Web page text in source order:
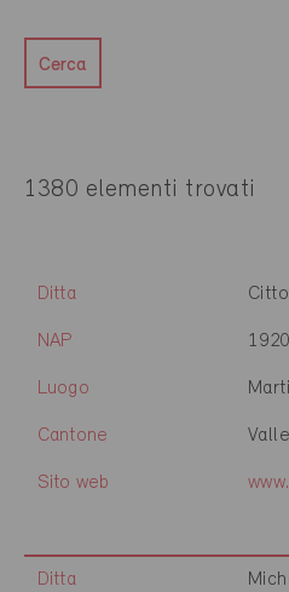
Cerca
1380 elementi trovati
Ditta
NAP 1920
Luogo
Cantone
Sito web
Ditta